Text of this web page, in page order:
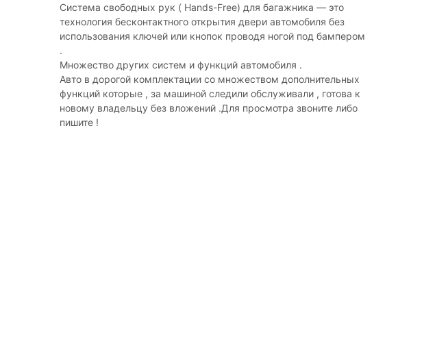
Система свободных рук ( Hands-Free) для багажника — это
технология бесконтактного открытия двери автомобиля без
использования ключей или кнопок проводя ногой под бампером
.
Множество других систем и функций автомобиля .
Авто в дорогой комплектации со множеством дополнительных
функций которые , за машиной следили обслуживали , готова к
новому владельцу без вложений .Для просмотра звоните либо
пишите !